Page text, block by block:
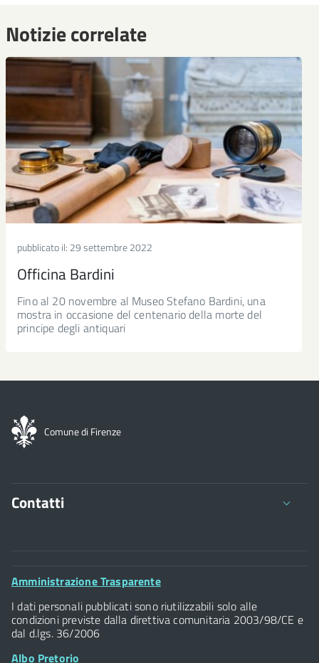
Notizie correlate
pubblicato il: 29 settembre 2022
Officina Bardini
Fino al 20 novembre al Museo Stefano Bardini, una
mostra in occasione del centenario della morte del
principe degli antiquari
Comune di Firenze
Contatti
Comune di Firenze
Palazzo Vecchio
Piazza della Signoria - 50122, Firenze
P.IVA 01307110484
Footer
Amministrazione Trasparente
I dati personali pubblicati sono riutilizzabili solo alle
condizioni previste dalla direttiva comunitaria 2003/98/CE e
dal d.lgs. 36/2006
Albo Pretorio